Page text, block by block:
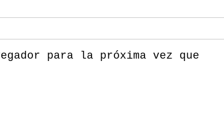
para la próxima vez que